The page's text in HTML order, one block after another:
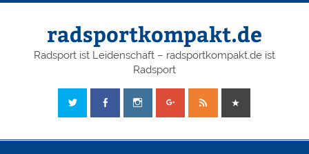
radsportkompakt.de
Radsport ist Leidenschaft – radsportkompakt.de ist
Radsport